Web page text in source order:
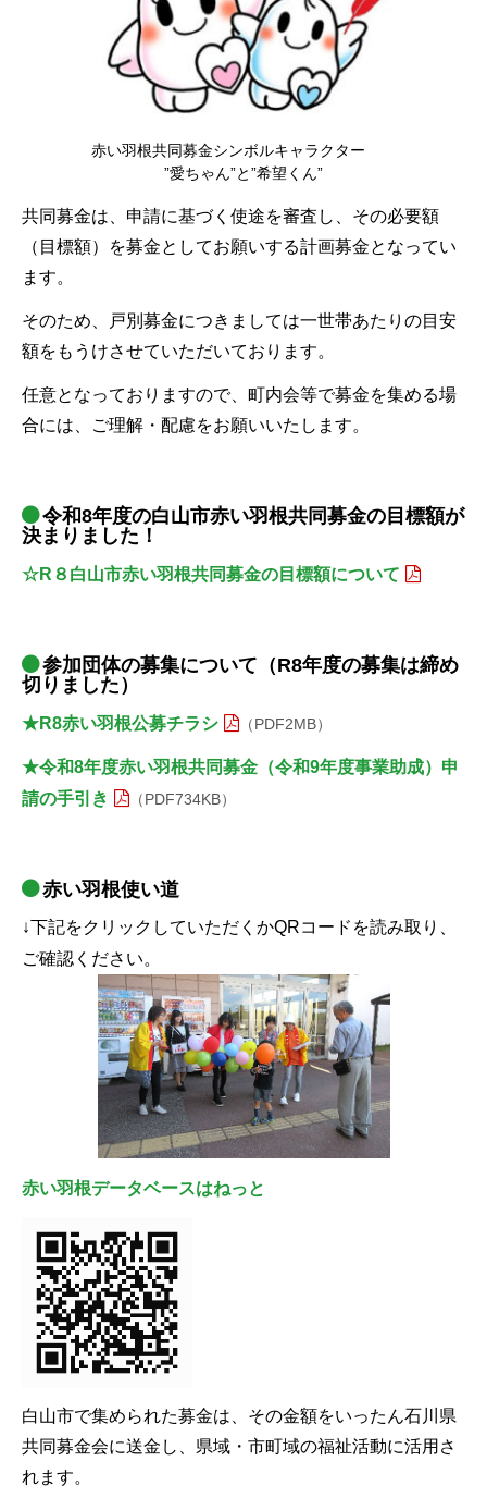
赤い羽根共同募金シンボルキャラクター
”愛ちゃん”と”希望くん”
共同募金は、申請に基づく使途を審査し、その必要額
（目標額）を募金としてお願いする計画募金となってい
ます。
そのため、戸別募金につきましては一世帯あたりの目安
額をもうけさせていただいております。
任意となっておりますので、町内会等で募金を集める場
合には、ご理解・配慮をお願いいたします。
令和8年度の白山市赤い羽根共同募金の目標額が
決まりました！
☆R８白山市赤い羽根共同募金の目標額について
参加団体の募集について（R8年度の募集は締め
切りました）
★R8赤い羽根公募チラシ （PDF2MB）
★令和8年度赤い羽根共同募金（令和9年度事業助成）申
請の手引き
（PDF734KB）
赤い羽根使い道
↓下記をクリックしていただくかQRコードを読み取り、
ご確認ください。
赤い羽根データベースはねっと
白山市で集められた募金は、その金額をいったん石川県
共同募金会に送金し、県域・市町域の福祉活動に活用さ
れます。